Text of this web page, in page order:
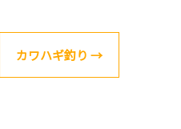
カワハギ釣り →